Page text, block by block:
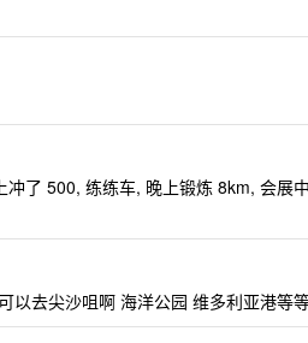
了 500, 练练车, 晚上锻炼 8km, 会展
以去尖沙咀啊 海洋公园 维多利亚港等